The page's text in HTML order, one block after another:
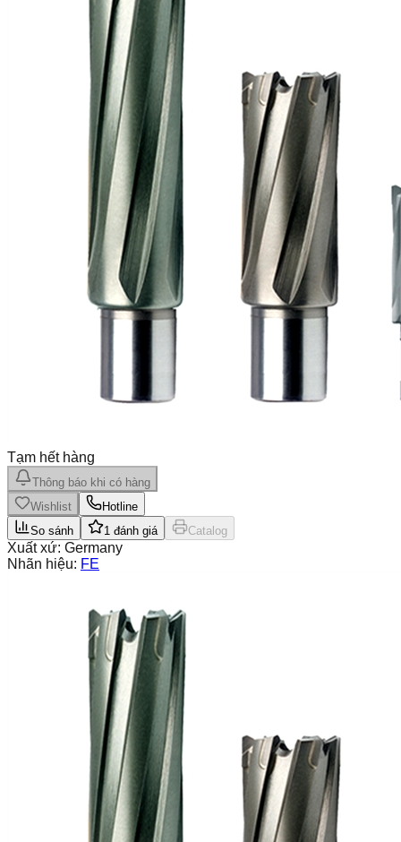
Tạm hết hàng
Thông báo khi có hàng
Wishlist
Hotline
So sánh
1 đánh giá Catalog
Xuất xứ: Germany
Nhãn hiệu: FE